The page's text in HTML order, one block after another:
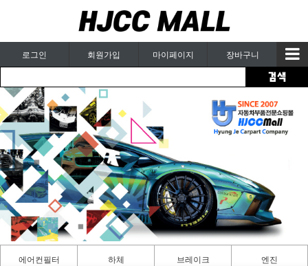
로그인 회원가입 마이페이지 장바구니
에어컨필터 하체 브레이크 엔진